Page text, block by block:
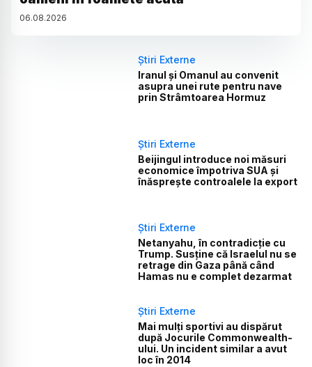
06.08.2026
Știri Externe
Iranul și Omanul au convenit
asupra unei rute pentru nave
prin Strâmtoarea Hormuz
Știri Externe
Beijingul introduce noi măsuri
economice împotriva SUA și
înăsprește controalele la export
Știri Externe
Netanyahu, în contradicție cu
Trump. Susține că Israelul nu se
retrage din Gaza până când
Hamas nu e complet dezarmat
Știri Externe
Mai mulți sportivi au dispărut
după Jocurile Commonwealth-
ului. Un incident similar a avut
loc în 2014